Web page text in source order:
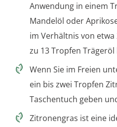
Anwendung in einem
Mandelöl oder
im Verhältnis von
zu 13 Tropfen
Wenn Sie im Freien
ein bis zwei Tropfen
Taschentuch geben
Zitronengras ist eine